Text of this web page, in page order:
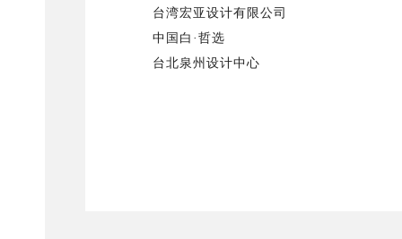
台湾宏亚设计有限公司
中国白·哲选
台北泉州设计中心